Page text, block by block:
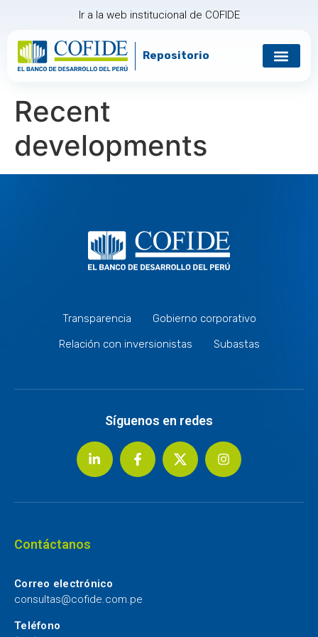
Ir a la web institucional de COFIDE
Repositorio
Recent
developments
Transparencia
Gobierno corporativo
Relación con inversionistas
Subastas
Síguenos en redes
Contáctanos
Correo electrónico
consultas@cofide.com.pe
Teléfono